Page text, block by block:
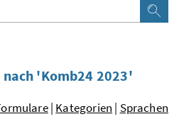
'Komb24 2023'
| Kategorien | Sprachen